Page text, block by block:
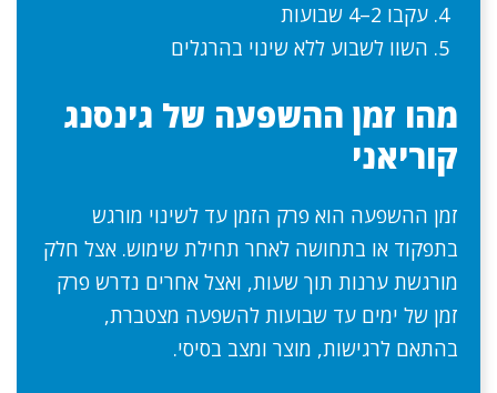
עקבו 2–4 שבועות
השוו לשבוע ללא שינוי בהרגלים
מהו זמן ההשפעה של גינסנג
קוריאני
זמן ההשפעה הוא פרק הזמן עד לשינוי מורגש
בתפקוד או בתחושה לאחר תחילת שימוש. אצל חלק
מורגשת ערנות תוך שעות, ואצל אחרים נדרש פרק
זמן של ימים עד שבועות להשפעה מצטברת,
בהתאם לרגישות, מוצר ומצב בסיסי.